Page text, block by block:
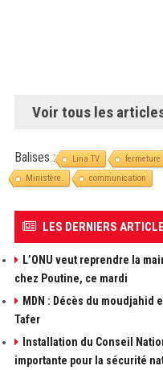
Voir tous les
Balises : Lina TV fermeture
Ministère.
communication
LES DERNIERS
L’ONU veut reprendre la
chez Poutine, ce mardi
MDN : Décès du moudjahid
Tafer
Installation du Conseil
importante pour la sécurité